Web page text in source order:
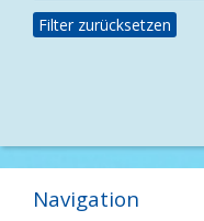
Filter zurücksetzen
Navigation